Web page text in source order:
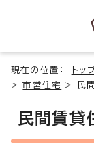
現在の位置： トッ
>市営住宅 > 民
民間賃貸